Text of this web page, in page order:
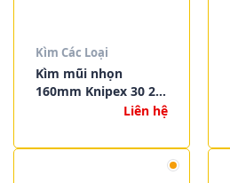
Kìm Các Loại
Kìm mũi nhọn
160mm Knipex 30 21
Liên hệ